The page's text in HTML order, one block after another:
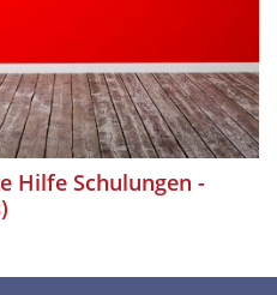
Hilfe Schulungen -